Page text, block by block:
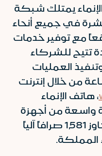
يمتلك شبكة
في جميع أنحاء
بلغت 182 موقعاً مع توفير خدمات
تتيح للشركاء
العمليات
من خلال إنترنت
، هاتف الإنماء
وشبكة واسعة من أجهزة
الصراف الآلي الحديثة تتجاوز 1,581 صرافاً آلياً
المملكة.